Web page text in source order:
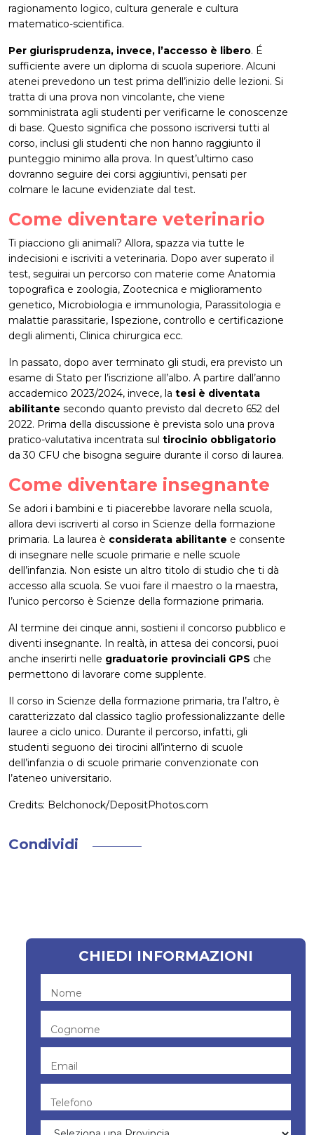
ragionamento logico, cultura generale e cultura
matematico-scientifica.
Per giurisprudenza, invece, l’accesso è libero. É
sufficiente avere un diploma di scuola superiore. Alcuni
atenei prevedono un test prima dell’inizio delle lezioni. Si
tratta di una prova non vincolante, che viene
somministrata agli studenti per verificarne le conoscenze
di base. Questo significa che possono iscriversi tutti al
corso, inclusi gli studenti che non hanno raggiunto il
punteggio minimo alla prova. In quest’ultimo caso
dovranno seguire dei corsi aggiuntivi, pensati per
colmare le lacune evidenziate dal test.
Come diventare veterinario
Ti piacciono gli animali? Allora, spazza via tutte le
indecisioni e iscriviti a veterinaria. Dopo aver superato il
test, seguirai un percorso con materie come Anatomia
topografica e zoologia, Zootecnica e miglioramento
genetico, Microbiologia e immunologia, Parassitologia e
malattie parassitarie, Ispezione, controllo e certificazione
degli alimenti, Clinica chirurgica ecc.
In passato, dopo aver terminato gli studi, era previsto un
esame di Stato per l’iscrizione all’albo. A partire dall’anno
accademico 2023/2024, invece, la tesi è diventata
abilitante secondo quanto previsto dal decreto 652 del
2022. Prima della discussione è prevista solo una prova
pratico-valutativa incentrata sul tirocinio obbligatorio
da 30 CFU che bisogna seguire durante il corso di laurea.
Come diventare insegnante
Se adori i bambini e ti piacerebbe lavorare nella scuola,
allora devi iscriverti al corso in Scienze della formazione
primaria. La laurea è considerata abilitante e consente
di insegnare nelle scuole primarie e nelle scuole
dell’infanzia. Non esiste un altro titolo di studio che ti dà
accesso alla scuola. Se vuoi fare il maestro o la maestra,
l’unico percorso è Scienze della formazione primaria.
Al termine dei cinque anni, sostieni il concorso pubblico e
diventi insegnante. In realtà, in attesa dei concorsi, puoi
anche inserirti nelle graduatorie provinciali GPS che
permettono di lavorare come supplente.
Il corso in Scienze della formazione primaria, tra l’altro, è
caratterizzato dal classico taglio professionalizzante delle
lauree a ciclo unico. Durante il percorso, infatti, gli
studenti seguono dei tirocini all’interno di scuole
dell’infanzia o di scuole primarie convenzionate con
l’ateneo universitario.
Credits: Belchonock/DepositPhotos.com
Condividi
CHIEDI INFORMAZIONI
Nome
Cognome
Email
Telefono